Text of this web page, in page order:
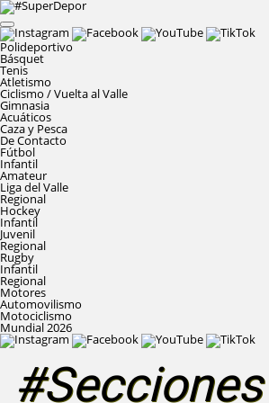
Polideportivo
Básquet
Tenis
Atletismo
Ciclismo / Vuelta al Valle
Gimnasia
Acuáticos
Caza y Pesca
De Contacto
Fútbol
Infantil
Amateur
Liga del Valle
Regional
Hockey
Infantil
Juvenil
Regional
Rugby
Infantil
Regional
Motores
Automovilismo
Motociclismo
Mundial 2026
#Secciones